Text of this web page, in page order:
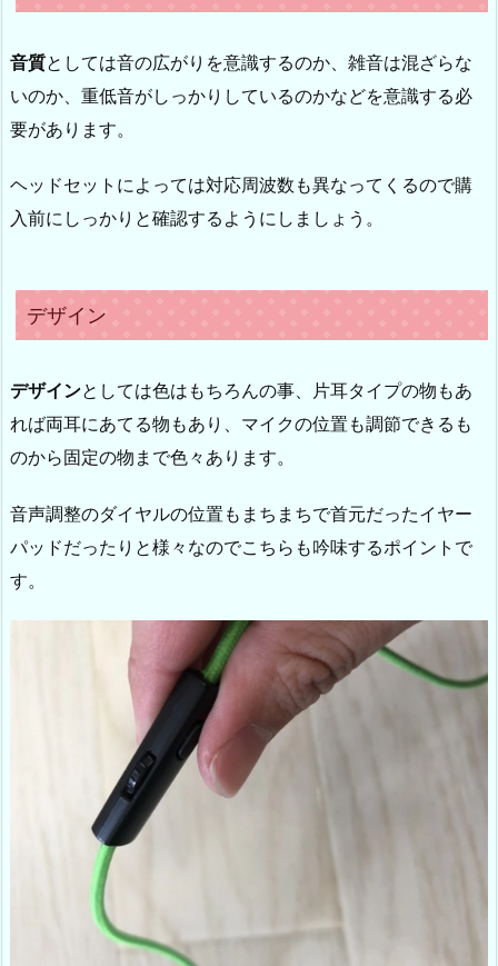
音質としては音の広がりを意識するのか、雑音は混ざらな
いのか、重低音がしっかりしているのかなどを意識する必
要があります。
ヘッドセットによっては対応周波数も異なってくるので購
入前にしっかりと確認するようにしましょう。
デザイン
デザインとしては色はもちろんの事、片耳タイプの物もあ
れば両耳にあてる物もあり、マイクの位置も調節できるも
のから固定の物まで色々あります。
音声調整のダイヤルの位置もまちまちで首元だったイヤー
パッドだったりと様々なのでこちらも吟味するポイントで
す。